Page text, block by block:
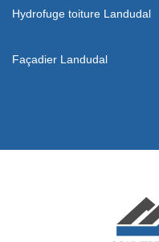
Hydrofuge toiture Landudal
Façadier Landudal